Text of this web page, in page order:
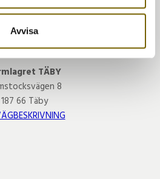
eller som de har
deras tjänster.
Avvisa
BUTIK
TÄBY
8
187 66 Täby